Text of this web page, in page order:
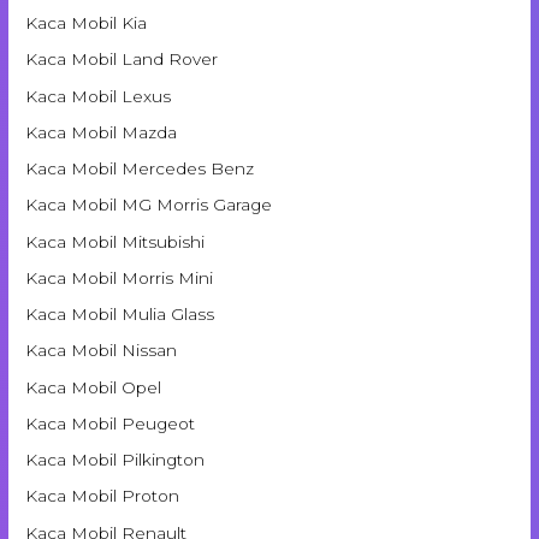
Kaca Mobil Kia
Kaca Mobil Land Rover
Kaca Mobil Lexus
Kaca Mobil Mazda
Kaca Mobil Mercedes Benz
Kaca Mobil MG Morris Garage
Kaca Mobil Mitsubishi
Kaca Mobil Morris Mini
Kaca Mobil Mulia Glass
Kaca Mobil Nissan
Kaca Mobil Opel
Kaca Mobil Peugeot
Kaca Mobil Pilkington
Kaca Mobil Proton
Kaca Mobil Renault